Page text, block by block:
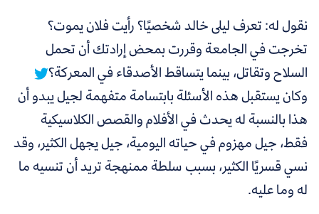
نقول له: تعرف ليلى خالد شخصيًا؟ رأيت فلان يموت؟
تخرجت في الجامعة وقررت بمحض إرادتك أن تحمل
السلاح وتقاتل، بينما يتساقط الأصدقاء في المعركة؟
وكان يستقبل هذه الأسئلة بابتسامة متفهمة لجيل يبدو أن
هذا بالنسبة له يحدث في الأفلام والقصص الكلاسيكية
فقط، جيل مهزوم في حياته اليومية، جيل يجهل الكثير، وقد
نسي قسريًا الكثير، بسبب سلطة ممنهجة تريد أن تنسيه ما
له وما عليه.